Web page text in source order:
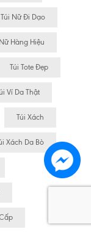
Túi Nữ Đi Dạo
Hàng Hiệu
Túi Tote Đẹp
Ví Da Thật
Túi Xách
Xách Da Bò